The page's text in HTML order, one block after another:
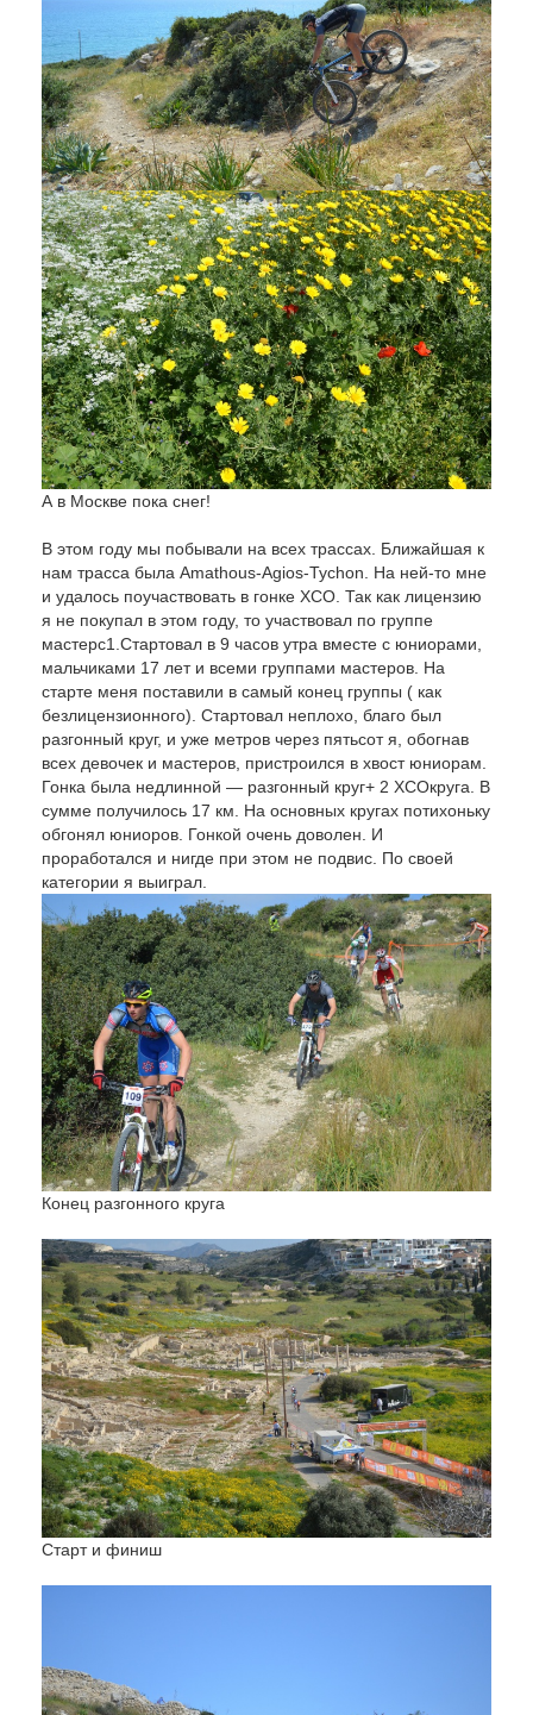
А в Москве пока снег!
В этом году мы побывали на всех трассах. Ближайшая к
нам трасса была Amathous-Agios-Tychon. На ней-то мне
и удалось поучаствовать в гонке XCO. Так как лицензию
я не покупал в этом году, то участвовал по группе
мастерс1.Стартовал в 9 часов утра вместе с юниорами,
мальчиками 17 лет и всеми группами мастеров. На
старте меня поставили в самый конец группы ( как
безлицензионного). Стартовал неплохо, благо был
разгонный круг, и уже метров через пятьсот я, обогнав
всех девочек и мастеров, пристроился в хвост юниорам.
Гонка была недлинной — разгонный круг+ 2 XCOкруга. В
сумме получилось 17 км. На основных кругах потихоньку
обгонял юниоров. Гонкой очень доволен. И
проработался и нигде при этом не подвис. По своей
категории я выиграл.
Конец разгонного круга
Старт и финиш